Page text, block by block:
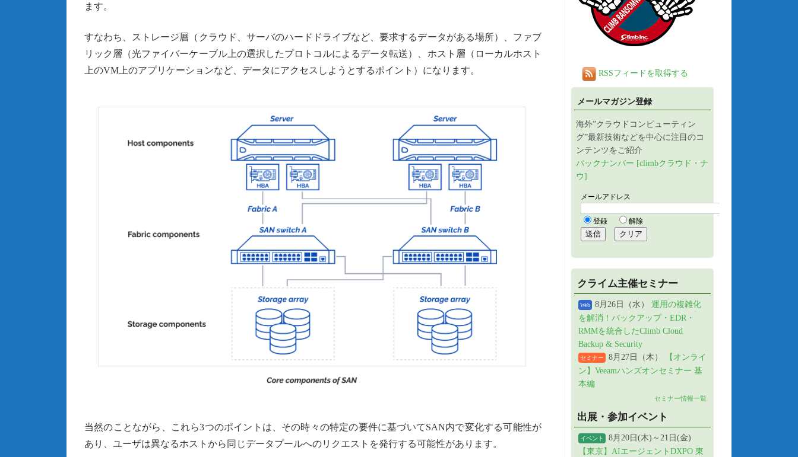
ます。
すなわち、ストレージ層（クラウド、サーバのハードドライブなど、要求するデータがある場所）、ファブ
リック層（光ファイバーケーブル上の選択したプロトコルによるデータ転送）、ホスト層（ローカルホスト
上のVM上のアプリケーションなど、データにアクセスしようとするポイント）になります。
当然のことながら、これら3つのポイントは、その時々の特定の要件に基づいてSAN内で変化する可能性が
あり、ユーザは異なるホストから同じデータプールへのリクエストを発行する可能性があります。
RSSフィードを取得する
メールマガジン登録
海外”クラウドコンピューティン
グ”最新技術などを中心に注目のコ
ンテンツをご紹介
バックナンバー [climbクラウド・ナ
ウ]
クライム主催セミナー
Web 8月26日（水） 運用の複雑化
を解消！バックアップ・EDR・
RMMを統合したClimb Cloud
Backup & Security
セミナー 8月27日（木）
【オンライ
ン】Veeamハンズオンセミナー 基
本編
セミナー情報一覧
出展・参加イベント
イベント
8月20日(木)～21日(金)
【東京】AIエージェントDXPO 東